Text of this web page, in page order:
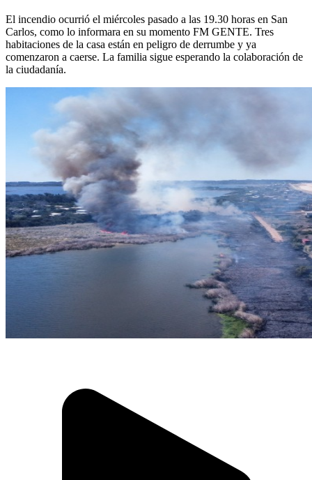
El incendio ocurrió el miércoles pasado a las 19.30 horas en San
Carlos, como lo informara en su momento FM GENTE. Tres
habitaciones de la casa están en peligro de derrumbe y ya
comenzaron a caerse. La familia sigue esperando la colaboración de
la ciudadanía.